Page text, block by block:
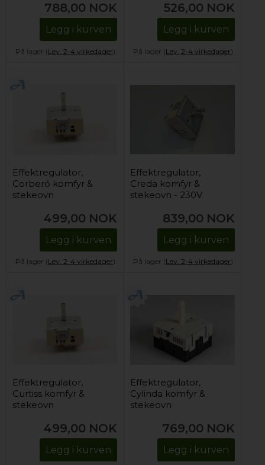
788,00 NOK
Legg i kurven
På lager (Lev. 2-4 virkedager).
526,00 NOK
Legg i kurven
På lager (Lev. 2-4 virkedager).
Effektregulator,
Corberó komfyr &
stekeovn
499,00 NOK
Legg i kurven
På lager (Lev. 2-4 virkedager).
Effektregulator,
Creda komfyr &
stekeovn - 230V
839,00 NOK
Legg i kurven
På lager (Lev. 2-4 virkedager).
Effektregulator,
Curtiss komfyr &
stekeovn
499,00 NOK
Legg i kurven
Effektregulator,
Cylinda komfyr &
stekeovn
769,00 NOK
Legg i kurven